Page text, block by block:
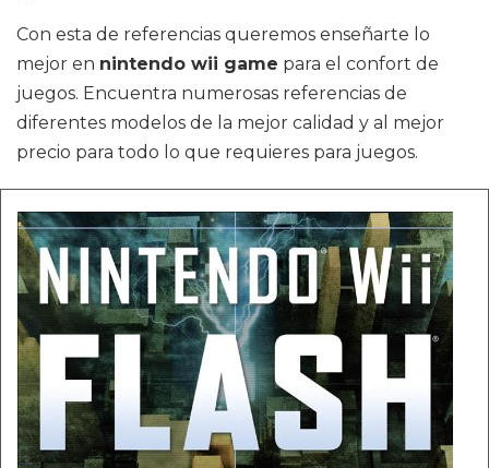
Con esta de referencias queremos enseñarte lo
mejor en nintendo wii game para el confort de
juegos. Encuentra numerosas referencias de
diferentes modelos de la mejor calidad y al mejor
precio para todo lo que requieres para juegos.